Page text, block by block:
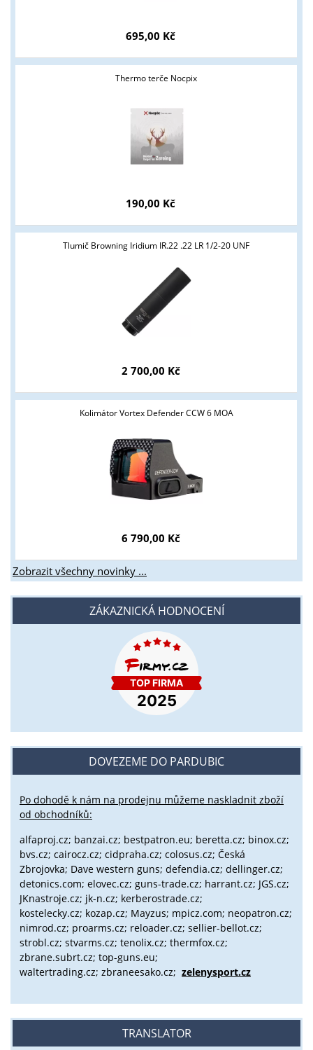
695,00 Kč
Thermo terče Nocpix
190,00 Kč
Tlumič Browning Iridium IR.22 .22 LR 1/2-20 UNF
2 700,00 Kč
Kolimátor Vortex Defender CCW 6 MOA
6 790,00 Kč
Zobrazit všechny novinky ...
ZÁKAZNICKÁ HODNOCENÍ
DOVEZEME DO PARDUBIC
Po dohodě k nám na prodejnu můžeme naskladnit zboží
od obchodníků:
alfaproj.cz; banzai.cz; bestpatron.eu; beretta.cz; binox.cz;
bvs.cz; cairocz.cz; cidpraha.cz; colosus.cz; Česká
Zbrojovka; Dave western guns; defendia.cz; dellinger.cz;
detonics.com; elovec.cz; guns-trade.cz; harrant.cz; JGS.cz;
JKnastroje.cz; jk-n.cz; kerberostrade.cz;
kostelecky.cz; kozap.cz; Mayzus; mpicz.com; neopatron.cz;
nimrod.cz; proarms.cz; reloader.cz; sellier-bellot.cz;
strobl.cz; stvarms.cz; tenolix.cz; thermfox.cz;
zbrane.subrt.cz; top-guns.eu;
waltertrading.cz; zbraneesako.cz; zelenysport.cz
TRANSLATOR
podmínky?
ANO NE